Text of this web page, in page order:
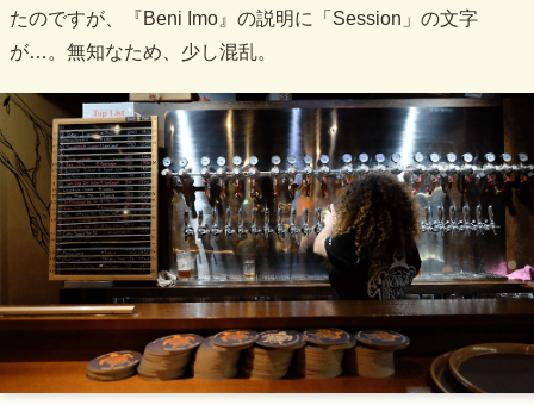
たのですが、『Beni Imo』の説明に「Session」の文字
が…。無知なため、少し混乱。